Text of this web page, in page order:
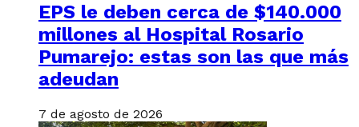
EPS le deben cerca de $140.000
millones al Hospital Rosario
Pumarejo: estas son las que más
adeudan
7 de agosto de 2026